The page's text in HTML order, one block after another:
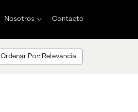
Nosotros Contacto
Ordenar Por: Relevancia